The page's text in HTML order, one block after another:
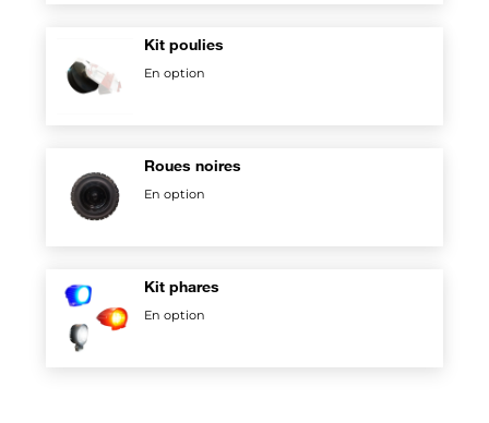
Kit poulies
En option
Roues noires
En option
Kit phares
En option